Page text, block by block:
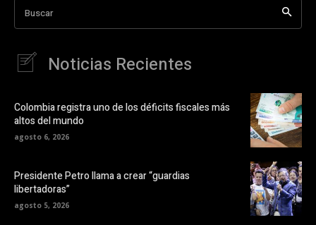
Buscar
Noticias Recientes
Colombia registra uno de los déficits fiscales más
altos del mundo
agosto 6, 2026
Presidente Petro llama a crear “guardias
libertadoras”
agosto 5, 2026